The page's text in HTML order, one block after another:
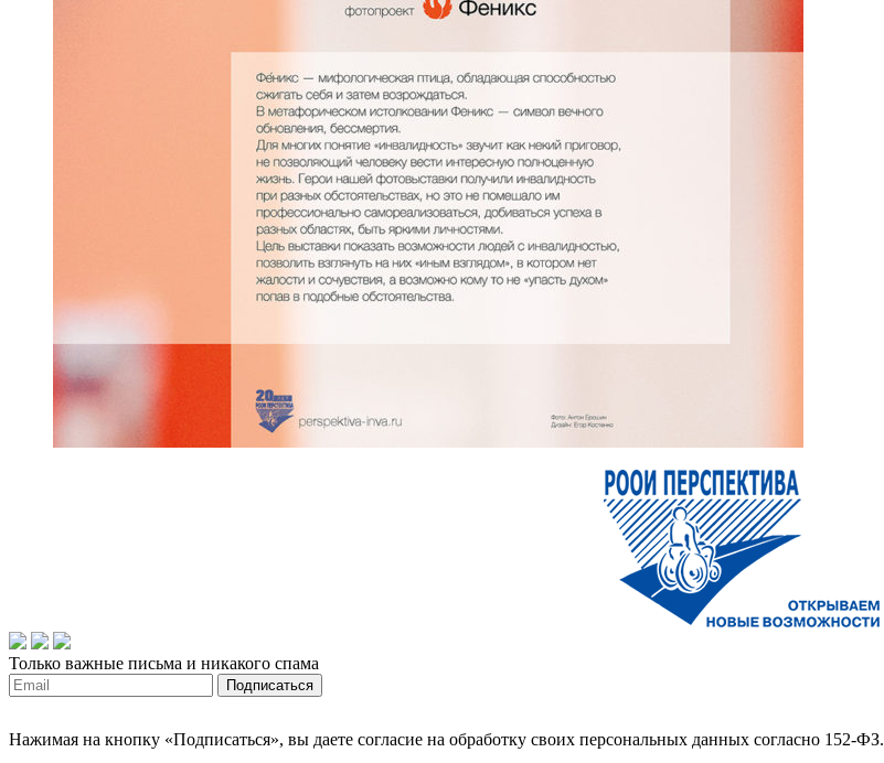
Только важные письма и никакого спама
Нажимая на кнопку «Подписаться», вы даете согласие на обработку своих персональных данных согласно 152-ФЗ.